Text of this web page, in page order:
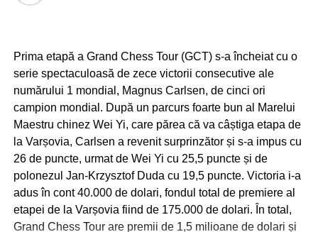
Prima etapă a Grand Chess Tour (GCT) s-a încheiat cu o
serie spectaculoasă de zece victorii consecutive ale
numărului 1 mondial, Magnus Carlsen, de cinci ori
campion mondial. După un parcurs foarte bun al Marelui
Maestru chinez Wei Yi, care părea că va câștiga etapa de
la Varșovia, Carlsen a revenit surprinzător și s-a impus cu
26 de puncte, urmat de Wei Yi cu 25,5 puncte și de
polonezul Jan-Krzysztof Duda cu 19,5 puncte. Victoria i-a
adus în cont 40.000 de dolari, fondul total de premiere al
etapei de la Varșovia fiind de 175.000 de dolari. În total,
Grand Chess Tour are premii de 1,5 milioane de dolari și